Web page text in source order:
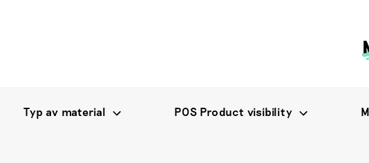
Typ av material POS Product visibility